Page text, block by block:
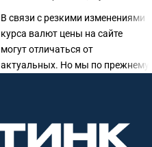
В связи с резкими изменениями
курса валют цены на сайте
могут отличаться от
актуальных. Но мы по прежнему